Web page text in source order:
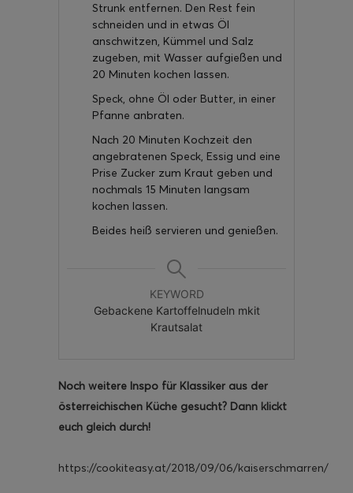
Strunk entfernen. Den Rest fein
schneiden und in etwas Öl
anschwitzen, Kümmel und Salz
zugeben, mit Wasser aufgießen und
20 Minuten kochen lassen.
Speck, ohne Öl oder Butter, in einer
Pfanne anbraten.
Nach 20 Minuten Kochzeit den
angebratenen Speck, Essig und eine
Prise Zucker zum Kraut geben und
nochmals 15 Minuten langsam
kochen lassen.
Beides heiß servieren und genießen.
KEYWORD
Gebackene Kartoffelnudeln mkit
Krautsalat
Noch weitere Inspo für Klassiker aus der
österreichischen Küche gesucht? Dann klickt
euch gleich durch!
https://cookiteasy.at/2018/09/06/kaiserschmarren/